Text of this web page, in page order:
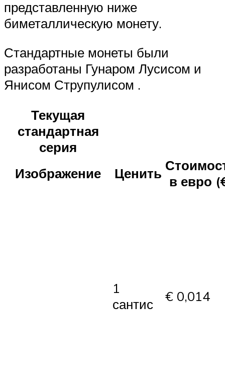
представленную ниже
биметаллическую монету.
Стандартные монеты были
разработаны Гунаром Лусисом и
Янисом Струпулисом .
Текущая
стандартная
серия
Изображение
Ценить в евро
1
сантис
€ 0,014